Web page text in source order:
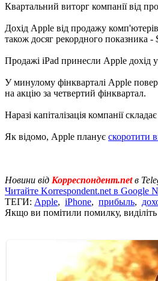
Квартальний виторг компанії від
Дохід Apple від продажу
також досяг рекордного показника -
Продажі iPad принесли Apple дохід
У минулому фінкварталі Apple
на акцію за четвертий фінквартал.
Наразі капіталізація компанії
Як відомо, Apple планує скоротити
Новини від Корреспондент.netв
Читайте Korrespondent.net в Google
ТЕГИ: Apple, iPhone, прибыль,
Якщо ви помітили помилку,